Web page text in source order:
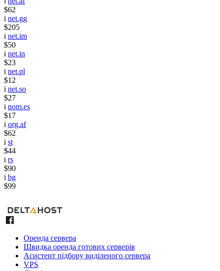
$62
i net.gg
$205
i net.im
$50
i net.in
$23
i net.pl
$12
i net.so
$27
i nom.es
$17
i org.af
$62
i st
$44
i rs
$90
i bg
$99
Оренда сервера
Швидка оренда готових серверів
Асистент підбору виділеного сервера
VPS